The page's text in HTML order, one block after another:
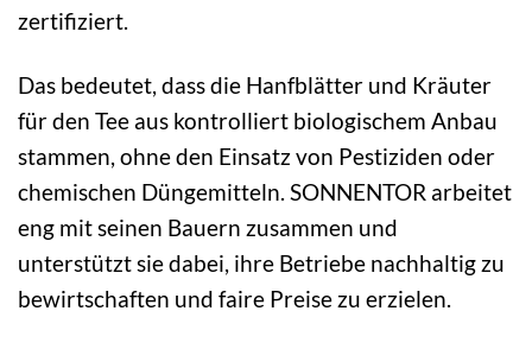
zertifiziert.
Das bedeutet, dass die Hanfblätter und Kräuter
für den Tee aus kontrolliert biologischem Anbau
stammen, ohne den Einsatz von Pestiziden oder
chemischen Düngemitteln. SONNENTOR arbeitet
eng mit seinen Bauern zusammen und
unterstützt sie dabei, ihre Betriebe nachhaltig zu
bewirtschaften und faire Preise zu erzielen.